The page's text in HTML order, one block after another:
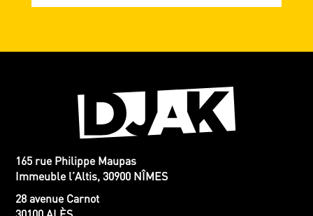
165 rue Philippe Maupas
Immeuble l’Altis, 30900 NÎMES
28 avenue Carnot